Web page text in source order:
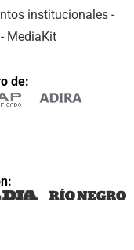
institucionales -
- MediaKit
de: